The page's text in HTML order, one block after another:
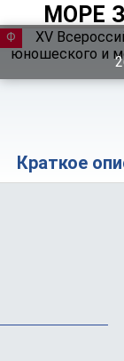
МОРЕ
Краткое